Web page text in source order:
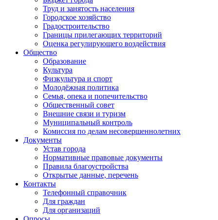
Труд и занятость населения
Городское хозяйство
Градостроительство
Границы прилегающих территорий
Оценка регулирующего воздействия
Общество
Образование
Культура
Физкультура и спорт
Молодёжная политика
Семья, опека и попечительство
Общественный совет
Внешние связи и туризм
Муниципальный контроль
Комиссия по делам несовершеннолетних
Документы
Устав города
Нормативные правовые документы
Правила благоустройства
Открытые данные, перечень
Контакты
Телефонный справочник
Для граждан
Для организаций